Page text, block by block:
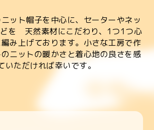
ット帽子を中心に、セーターやネッ
を 天然素材にこだわり、1つ1つ心
み上げております。小さな工房で作
ニットの暖かさと着心地の良さを感
いただければ幸いです。